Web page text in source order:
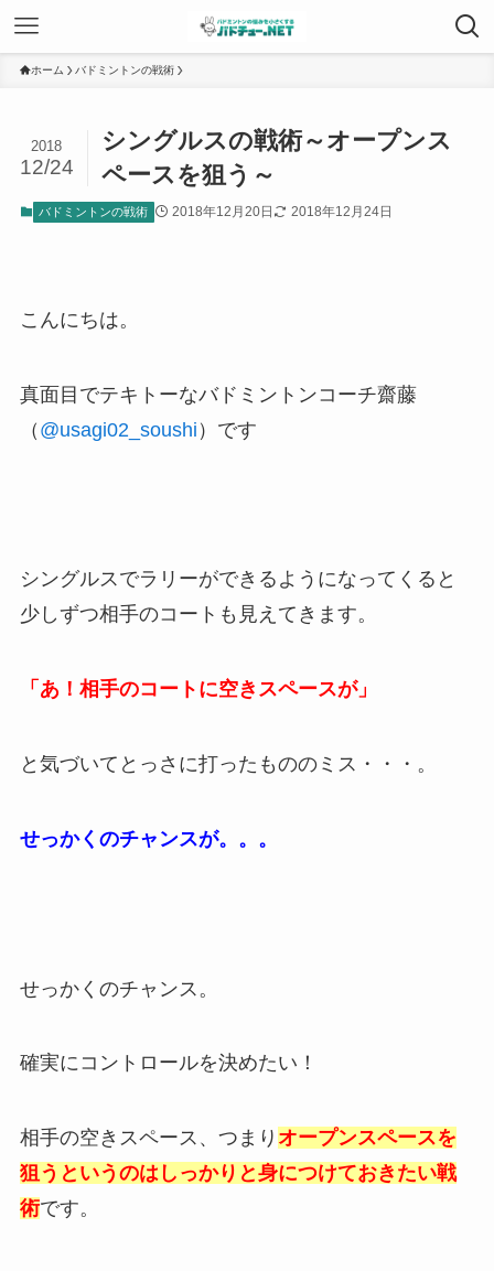
ホーム バドミントンの戦術
シングルスの戦術～オープンス
ペースを狙う～
2018
12/24
バドミントンの戦術 2018年12月20日 2018年12月24日
こんにちは。
真面目でテキトーなバドミントンコーチ齋藤
（ @usagi02_soushi ）です
シングルスでラリーができるようになってくると
少しずつ相手のコートも見えてきます。
「あ！相手のコートに空きスペースが」
と気づいてとっさに打ったもののミス・・・。
せっかくのチャンスが。。。
せっかくのチャンス。
確実にコントロールを決めたい！
相手の空きスペース、つまり オープンスペースを
狙うというのはしっかりと身につけておきたい戦
術です。